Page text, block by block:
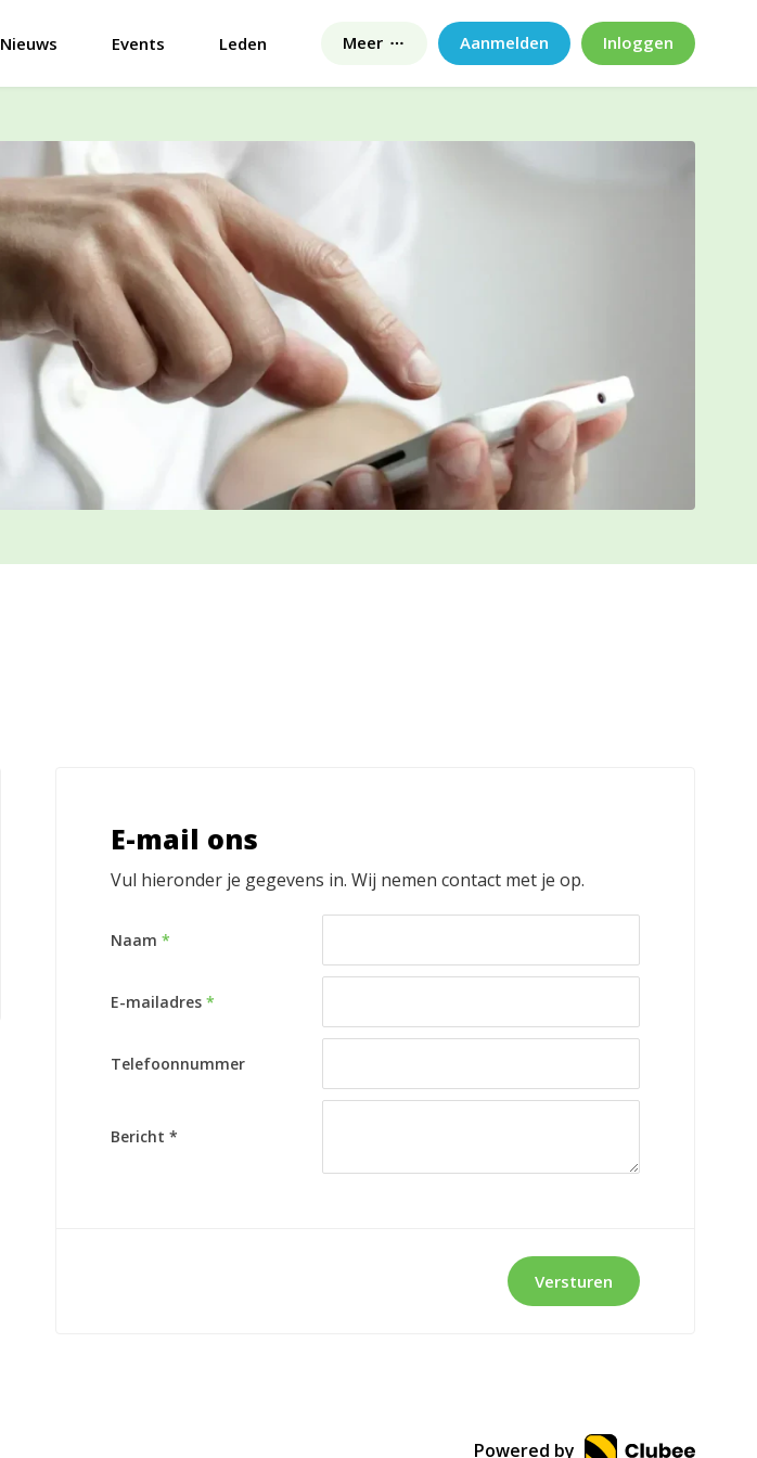
Nieuws Events Leden Meer Aanmelden Inloggen
E-mail ons
Vul hieronder je gegevens in. Wij nemen contact met je op.
Naam *
E-mailadres *
Telefoonnummer
Bericht *
Versturen
Powered by